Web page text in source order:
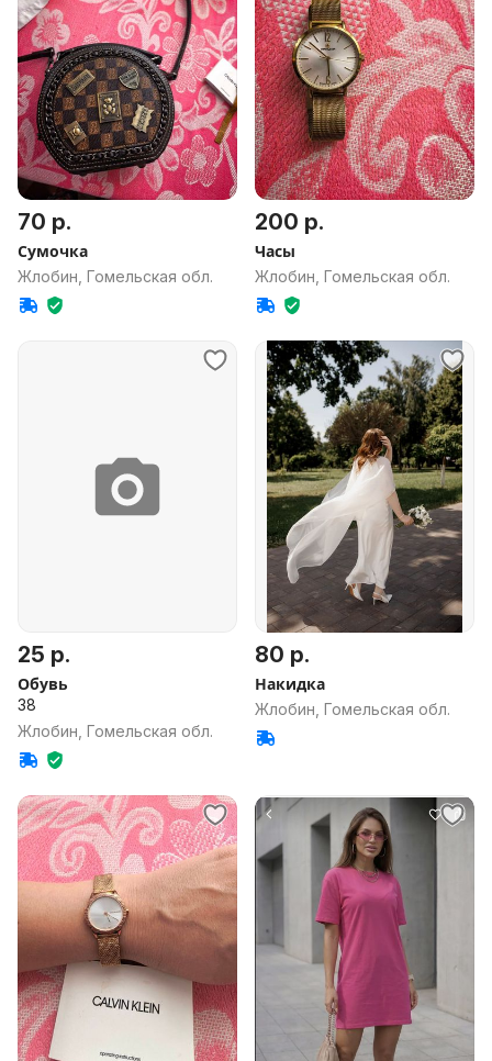
70 р.
Сумочка
Жлобин, Гомельская обл.
200 р.
Часы
Жлобин, Гомельская обл.
25 р.
Обувь
38
Жлобин, Гомельская обл.
80 р.
Накидка
Жлобин, Гомельская обл.